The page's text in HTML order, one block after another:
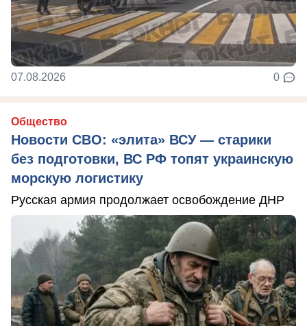
07.08.2026 0
Общество
Новости СВО: «элита» ВСУ — старики
без подготовки, ВС РФ топят украинскую
морскую логистику
Русская армия продолжает освобождение ДНР